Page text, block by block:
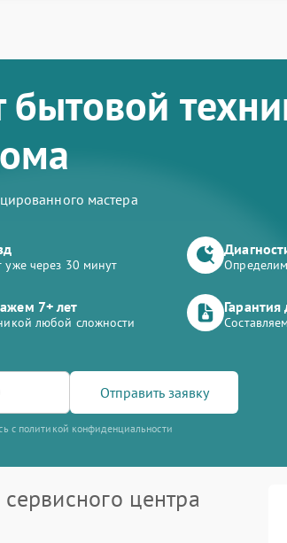
бытовой
мастера
уже через 30 минут
7+ лет
любой сложности
Отправить заявку
с политикой конфиденциальности
центра